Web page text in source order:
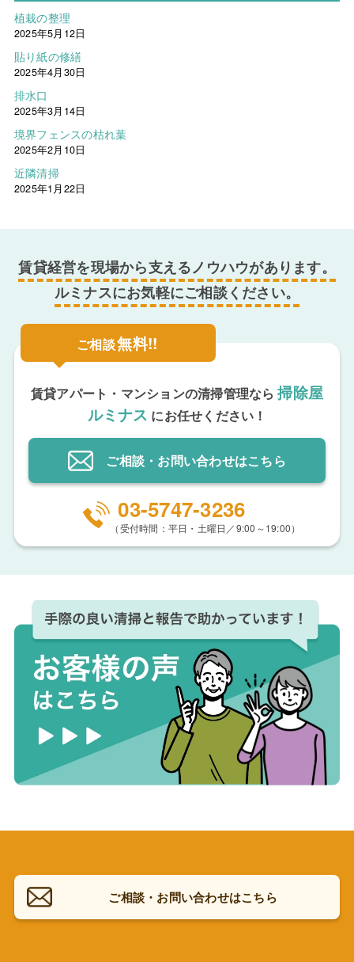
植栽の整理
2025年5月12日
貼り紙の修繕
2025年4月30日
排水口
2025年3月14日
境界フェンスの枯れ葉
2025年2月10日
近隣清掃
2025年1月22日
賃貸経営を現場から支えるノウハウがあります。
ルミナスにお気軽にご相談ください。
ご相談無料!!
賃貸アパート・マンションの清掃管理なら 掃除屋
ルミナス にお任せください！
ご相談・お問い合わせはこちら
03-5747-3236
（受付時間：平日・土曜日／9:00～19:00）
ご相談・お問い合わせはこちら